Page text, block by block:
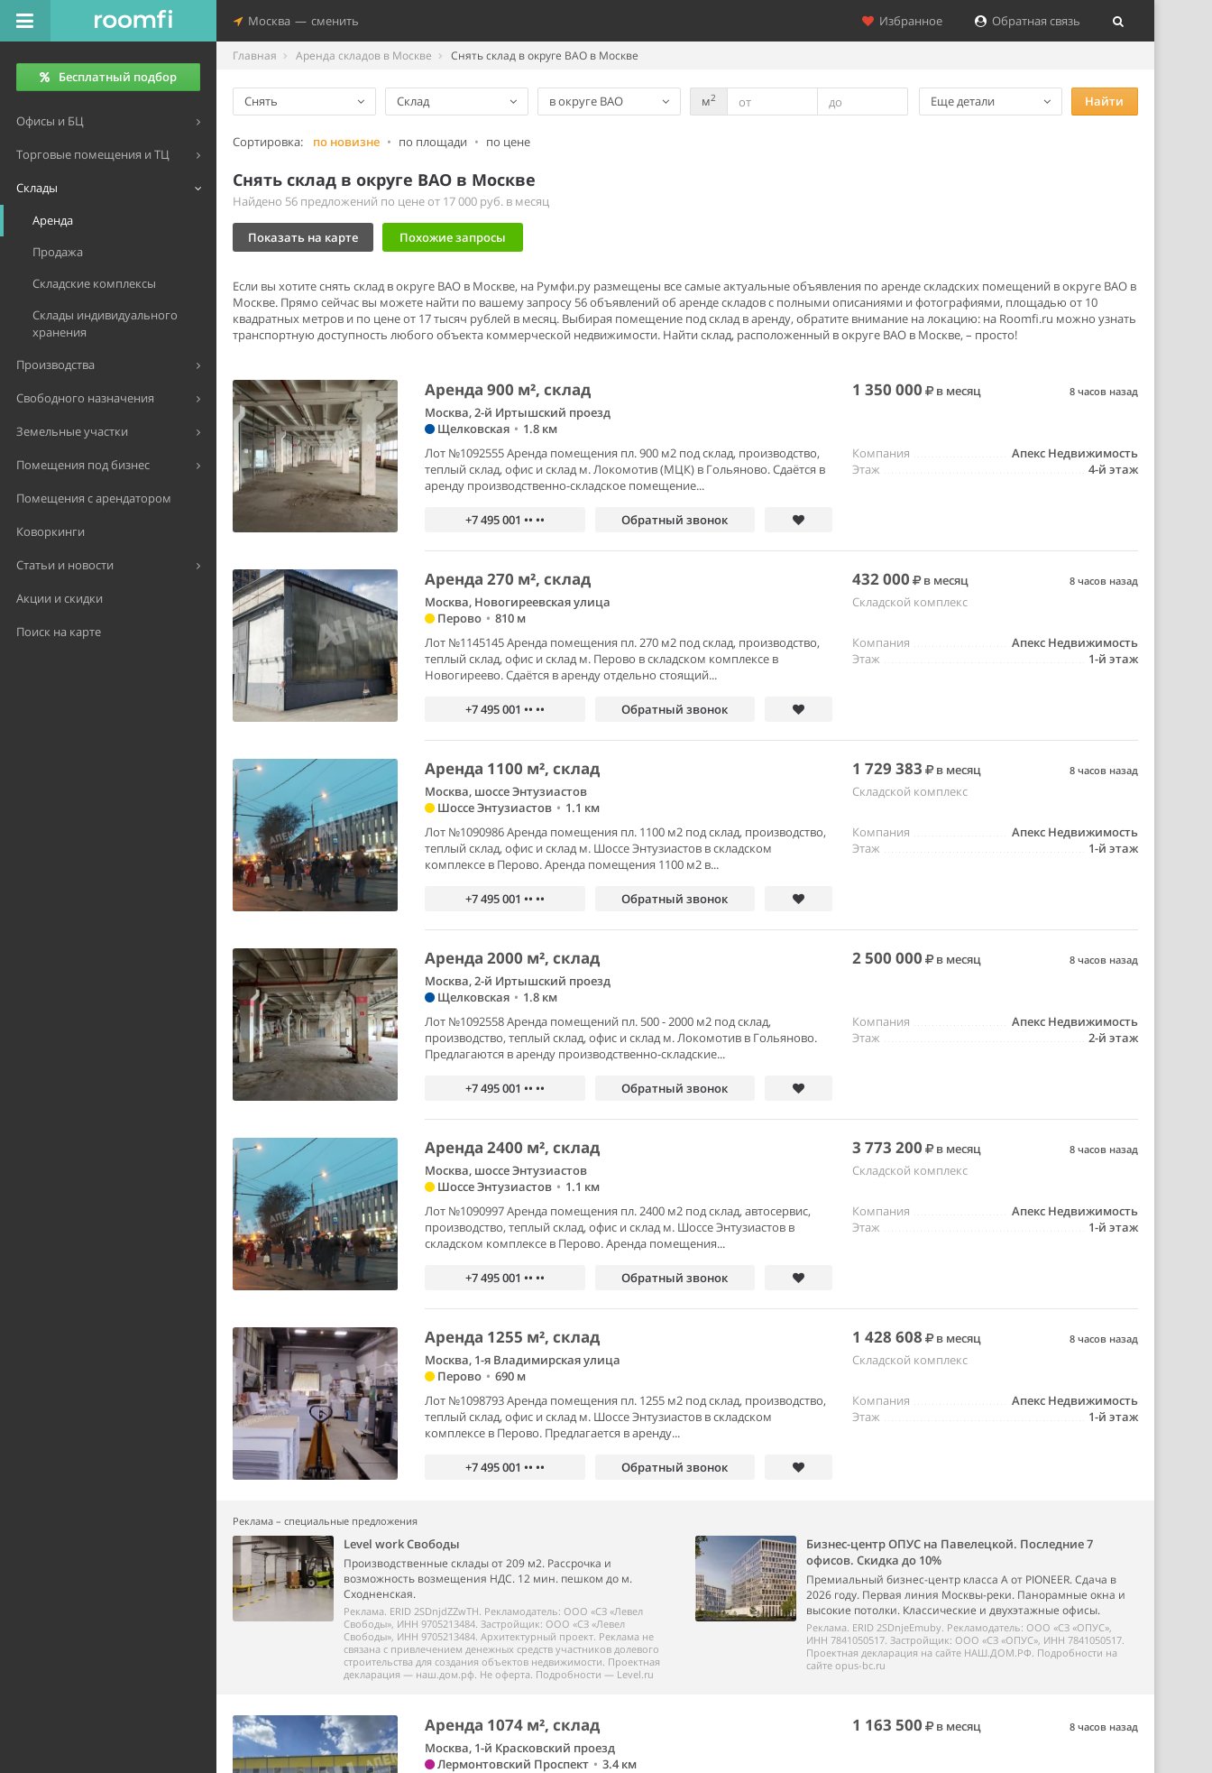
Москва — сменить Избранное Обратная связь
Бесплатный подбор
Офисы и БЦ
Торговые помещения и ТЦ
Склады
Аренда
Продажа
Складские комплексы
Склады индивидуального
хранения
Производства
Свободного назначения
Земельные участки
Помещения под бизнес
Помещения с арендатором
Коворкинги
Статьи и новости
Акции и скидки
Поиск на карте
Главная Аренда складов в Москве Снять склад в округе ВАО в Москве
Снять Склад в округе ВАО м2 Еще детали Найти
Сортировка: по новизне • по площади • по цене
Снять склад в округе ВАО в Москве
Найдено 56 предложений по цене от 17 000 руб. в месяц
Показать на карте Похожие запросы
Если вы хотите снять склад в округе ВАО в Москве, на Румфи.ру размещены все самые актуальные объявления по аренде складских помещений в округе ВАО в
Москве. Прямо сейчас вы можете найти по вашему запросу 56 объявлений об аренде складов с полными описаниями и фотографиями, площадью от 10
квадратных метров и по цене от 17 тысяч рублей в месяц. Выбирая помещение под склад в аренду, обратите внимание на локацию: на Roomfi.ru можно узнать
транспортную доступность любого объекта коммерческой недвижимости. Найти склад, расположенный в округе ВАО в Москве, – просто!
Аренда 900 м², склад 1 350 000 в месяц 8 часов назад
Москва, 2-й Иртышский проезд
Щелковская • 1.8 км
Лот №1092555 Аренда помещения пл. 900 м2 под склад, производство,
теплый склад, офис и склад м. Локомотив (МЦК) в Гольяново. Сдаётся в
аренду производственно-складское помещение...
Апекс Недвижимость
Компания
4-й этаж
Этаж
+7 495 001 •• •• Обратный звонок
Аренда 270 м², склад 432 000 в месяц 8 часов назад
Москва, Новогиреевская улица
Перово • 810 м
Складской комплекс
Лот №1145145 Аренда помещения пл. 270 м2 под склад, производство,
теплый склад, офис и склад м. Перово в складском комплексе в
Новогиреево. Сдаётся в аренду отдельно стоящий...
Апекс Недвижимость
Компания
1-й этаж
Этаж
+7 495 001 •• •• Обратный звонок
Аренда 1100 м², склад 1 729 383 в месяц 8 часов назад
Москва, шоссе Энтузиастов
Шоссе Энтузиастов • 1.1 км
Складской комплекс
Лот №1090986 Аренда помещения пл. 1100 м2 под склад, производство,
теплый склад, офис и склад м. Шоссе Энтузиастов в складском
комплексе в Перово. Аренда помещения 1100 м2 в...
Апекс Недвижимость
Компания
1-й этаж
Этаж
+7 495 001 •• •• Обратный звонок
Аренда 2000 м², склад 2 500 000 в месяц 8 часов назад
Москва, 2-й Иртышский проезд
Щелковская • 1.8 км
Лот №1092558 Аренда помещений пл. 500 - 2000 м2 под склад,
производство, теплый склад, офис и склад м. Локомотив в Гольяново.
Предлагаются в аренду производственно-складские...
Апекс Недвижимость
Компания
2-й этаж
Этаж
+7 495 001 •• •• Обратный звонок
Аренда 2400 м², склад 3 773 200 в месяц 8 часов назад
Москва, шоссе Энтузиастов
Шоссе Энтузиастов • 1.1 км
Складской комплекс
Лот №1090997 Аренда помещения пл. 2400 м2 под склад, автосервис,
производство, теплый склад, офис и склад м. Шоссе Энтузиастов в
складском комплексе в Перово. Аренда помещения...
Апекс Недвижимость
Компания
1-й этаж
Этаж
+7 495 001 •• •• Обратный звонок
Аренда 1255 м², склад 1 428 608 в месяц 8 часов назад
Москва, 1-я Владимирская улица
Перово • 690 м
Складской комплекс
Лот №1098793 Аренда помещения пл. 1255 м2 под склад, производство,
теплый склад, офис и склад м. Шоссе Энтузиастов в складском
комплексе в Перово. Предлагается в аренду...
Апекс Недвижимость
Компания
1-й этаж
Этаж
+7 495 001 •• •• Обратный звонок
Реклама – специальные предложения
Level work Свободы
Производственные склады от 209 м2. Рассрочка и
возможность возмещения НДС. 12 мин. пешком до м.
Сходненская.
Реклама. ERID 2SDnjdZZwTH. Рекламодатель: ООО «СЗ «Левел
Свободы», ИНН 9705213484. Застройщик: ООО «СЗ «Левел
Свободы», ИНН 9705213484. Архитектурный проект. Реклама не
связана с привлечением денежных средств участников долевого
строительства для создания объектов недвижимости. Проектная
декларация — наш.дом.рф. Не оферта. Подробности — Level.ru
Бизнес-центр ОПУС на Павелецкой. Последние 7
офисов. Скидка до 10%
Премиальный бизнес-центр класса А от PIONEER. Сдача в
2026 году. Первая линия Москвы-реки. Панорамные окна и
высокие потолки. Классические и двухэтажные офисы.
Реклама. ERID 2SDnjeEmuby. Рекламодатель: ООО «СЗ «ОПУС»,
ИНН 7841050517. Застройщик: ООО «СЗ «ОПУС», ИНН 7841050517.
Проектная декларация на сайте НАШ.ДОМ.РФ. Подробности на
сайте opus-bc.ru
Аренда 1074 м², склад 1 163 500 в месяц 8 часов назад
Москва, 1-й Красковский проезд
Лермонтовский Проспект • 3.4 км